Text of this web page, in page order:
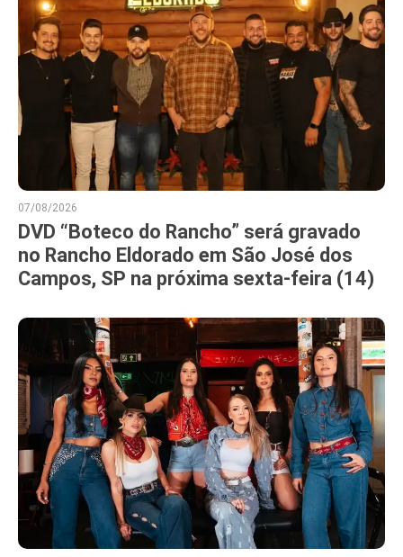
07/08/2026
DVD “Boteco do Rancho” será gravado
no Rancho Eldorado em São José dos
Campos, SP na próxima sexta-feira (14)